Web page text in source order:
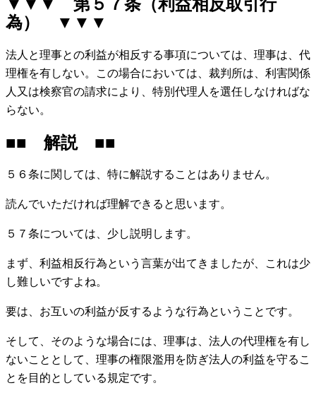
▼▼▼ 第５７条（利益相反取引行
為） ▼▼▼
法人と理事との利益が相反する事項については、理事は、代
理権を有しない。この場合においては、裁判所は、利害関係
人又は検察官の請求により、特別代理人を選任しなければな
らない。
■■ 解説 ■■
５６条に関しては、特に解説することはありません。
読んでいただければ理解できると思います。
５７条については、少し説明します。
まず、利益相反行為という言葉が出てきましたが、これは少
し難しいですよね。
要は、お互いの利益が反するような行為ということです。
そして、そのような場合には、理事は、法人の代理権を有し
ないこととして、理事の権限濫用を防ぎ法人の利益を守るこ
とを目的としている規定です。